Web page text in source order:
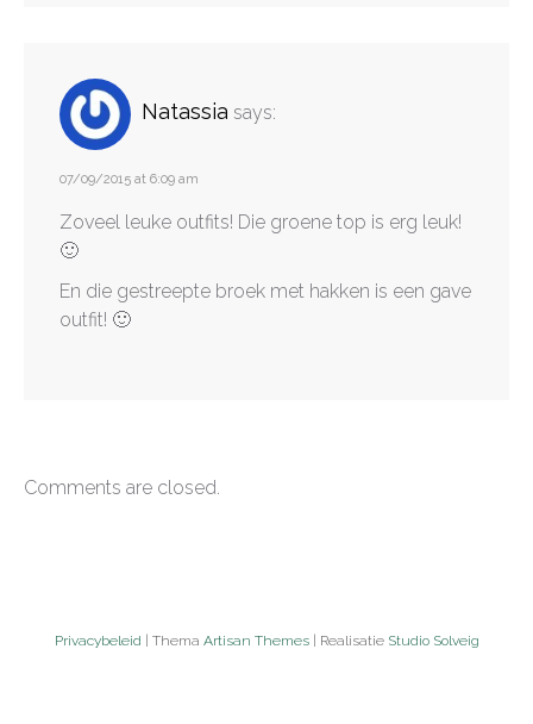
Natassia says:
07/09/2015 at 6:09 am
Zoveel leuke outfits! Die groene top is erg leuk!
🙂
En die gestreepte broek met hakken is een gave
outfit! 🙂
Comments are closed.
Privacybeleid | Thema Artisan Themes| Realisatie Studio Solveig